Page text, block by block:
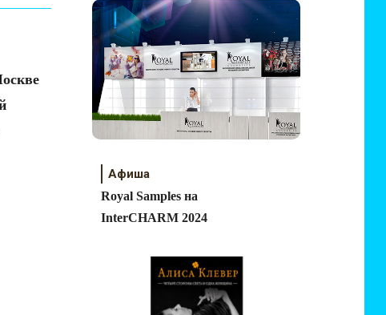
цифры
Афиша
Royal Samples на
InterCHARM 2024